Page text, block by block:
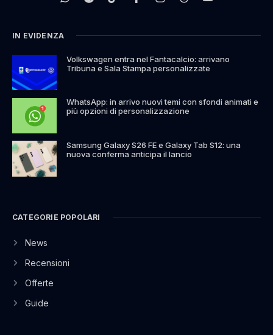
IN EVIDENZA
Volkswagen entra nel Fantacalcio: arrivano
Tribuna e Sala Stampa personalizzate
WhatsApp: in arrivo nuovi temi con sfondi animati e
più opzioni di personalizzazione
Samsung Galaxy S26 FE e Galaxy Tab S12: una
nuova conferma anticipa il lancio
CATEGORIE POPOLARI
News
Recensioni
Offerte
Guide